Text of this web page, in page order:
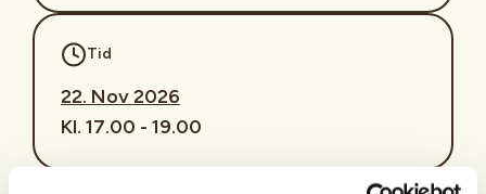
Tid
22. Nov 2026
Kl. 17.00 - 19.00